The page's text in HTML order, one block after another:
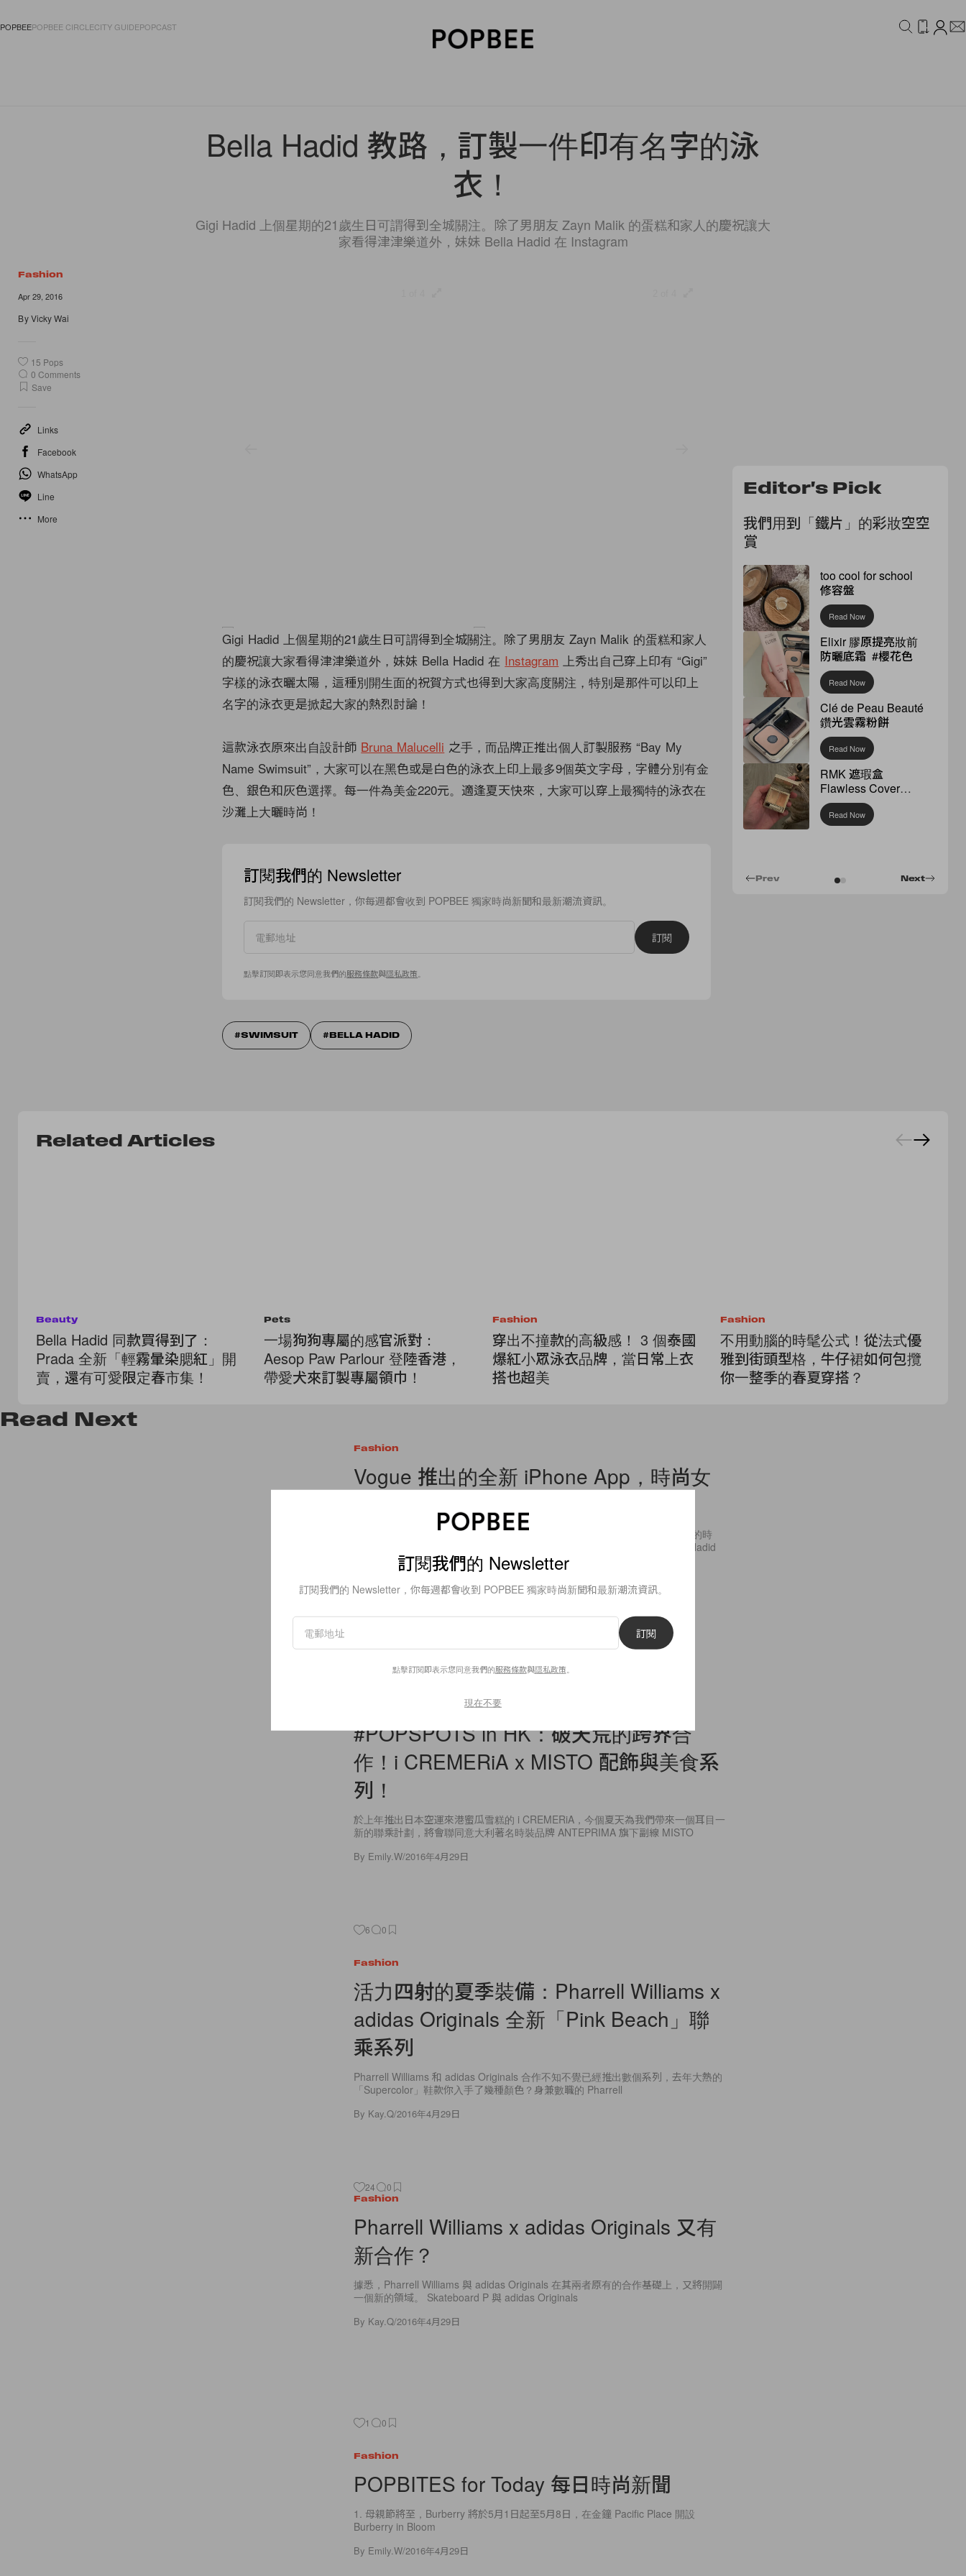
POPBEEPOPBEE CIRCLECITY GUIDEPOPCAST
Bella Hadid 教路，訂製一件印有名字的泳
衣！
Gigi Hadid 上個星期的21歲生日可謂得到全城關注。除了男朋友 Zayn Malik 的蛋糕和家人的慶祝讓大
家看得津津樂道外，妹妹 Bella Hadid 在 Instagram
Fashion
Apr 29, 2016
ByVicky Wai
15 Pops
0 Comments
Save
Links
Facebook
WhatsApp
Line
More
Gigi Hadid 上個星期的21歲生日可謂得到全城關注。除了男朋友 Zayn Malik 的蛋糕和家人
的慶祝讓大家看得津津樂道外，妹妹 Bella Hadid 在 Instagram 上秀出自己穿上印有 “Gigi”
字樣的泳衣曬太陽，這種別開生面的祝賀方式也得到大家高度關注，特別是那件可以印上
名字的泳衣更是掀起大家的熱烈討論！
這款泳衣原來出自設計師 Bruna Malucelli 之手，而品牌正推出個人訂製服務 “Bay My
Name Swimsuit”，大家可以在黑色或是白色的泳衣上印上最多9個英文字母，字體分別有金
色、銀色和灰色選擇。每一件為美金220元。適逢夏天快來，大家可以穿上最獨特的泳衣在
沙灘上大曬時尚！
訂閱我們的 Newsletter
訂閱我們的 Newsletter，你每週都會收到 POPBEE 獨家時尚新聞和最新潮流資訊。
訂閱
點擊訂閱即表示您同意我們的服務條款與隱私政策
SWIMSUIT BELLA HADID
Editor's Pick
我們用到「鐵片」的彩妝空空
賞
too cool for school
修容盤
Read Now
Elixir 膠原提亮妝前
防曬底霜 #櫻花色
Read Now
Clé de Peau Beauté
鑽光雲霧粉餅
Read Now
RMK 遮瑕盒
Flawless Cover
Concealer
Read Now
Next
Prev
Related Articles
Beauty
Bella Hadid 同款買得到了：
Prada 全新「輕霧暈染腮紅」開
賣，還有可愛限定春市集！
Pets
一場狗狗專屬的感官派對：
Aesop Paw Parlour 登陸香港，
帶愛犬來訂製專屬領巾！
Fashion
穿出不撞款的高級感！ 3 個泰國
爆紅小眾泳衣品牌，當日常上衣
搭也超美
Fashion
不用動腦的時髦公式！從法式優
雅到街頭型格，牛仔裙如何包攬
你一整季的春夏穿搭？
Read Next
Fashion
Vogue 推出的全新 iPhone App，時尚女
Vogue 推出全新 iPhone App，這或許正是你一直以來想要的一款 app。最新的時
尚、美容、明星的資訊，都被裝進其中，隨時隨地都可以查看。比方說 Gigi Hadid
2016年4月29日
#POPSPOTS in HK：破天荒的跨界合
作！i CREMERiA x MISTO 配飾與美食系
列！
於上年推出日本空運來港蜜瓜雪糕的 i CREMERiA，今個夏天為我們帶來一個耳目一
新的聯乘計劃，將會聯同意大利著名時裝品牌 ANTEPRIMA 旗下副線 MISTO
By Emily.W/2016年4月29日
6 0
Fashion
活力四射的夏季裝備：Pharrell Williams x
adidas Originals 全新「Pink Beach」聯
乘系列
Pharrell Williams 和 adidas Originals 合作不知不覺已經推出數個系列，去年大熱的
「Supercolor」鞋款你入手了幾種顏色？身兼數職的 Pharrell
By Kay.Q/2016年4月29日
24 0
Fashion
Pharrell Williams x adidas Originals 又有
新合作？
據悉，Pharrell Williams 與 adidas Originals 在其兩者原有的合作基礎上，又將開闢
一個新的領域。 Skateboard P 與 adidas Originals
By Kay.Q/2016年4月29日
1 0
Fashion
POPBITES for Today 每日時尚新聞
1. 母親節將至，Burberry 將於5月1日起至5月8日，在金鐘 Pacific Place 開設
Burberry in Bloom
By Emily.W/2016年4月29日
訂閱我們的 Newsletter
訂閱我們的 Newsletter，你每週都會收到 POPBEE 獨家時尚新聞和最新潮流資訊。
訂閱
點擊訂閱即表示您同意我們的服務條款與隱私政策
現在不要